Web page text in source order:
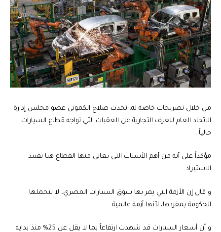
من خلال تصريحات خاصة له، تحدث صلاح الكمونى عضو مجلس إدارة
الاتحاد العام للغرف التجارية عن العقبات التي تواجه قطاع السيارات
حالياً .
مؤكداً على أنه من أهم الأسباب التي يعاني منها القطاع هيا تقييد
الاستيراد.
و قال إن الأزمة التي يمر بها سوق السيارات المصري، لا تتحملها
الحكومة بمفردها، لأنها أزمة عالمية
و أن أسعار السيارات قد شهدت ارتفاعاً بما لا يقل عن 25% منذ بداية